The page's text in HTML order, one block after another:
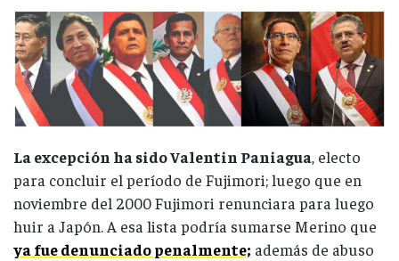
La excepción ha sido Valentin Paniagua, electo
para concluir el período de Fujimori; luego que en
noviembre del 2000 Fujimori renunciara para luego
huir a Japón. A esa lista podría sumarse Merino que
ya fue denunciado penalmente; además de abuso